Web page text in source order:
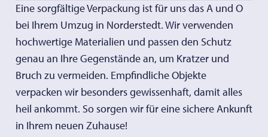
Eine sorgfältige Verpackung ist für uns das A und O
bei Ihrem Umzug in Norderstedt. Wir verwenden
hochwertige Materialien und passen den Schutz
genau an Ihre Gegenstände an, um Kratzer und
Bruch zu vermeiden. Empfindliche Objekte
verpacken wir besonders gewissenhaft, damit alles
heil ankommt. So sorgen wir für eine sichere Ankunft
in Ihrem neuen Zuhause!